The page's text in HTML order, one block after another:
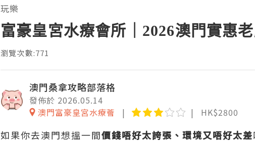
玩樂
富豪皇宮水療會所｜2026澳門實惠
瀏覽次數:771
澳門桑拿攻略部落格
發佈於 2026.05.14
澳門富豪皇宮水療薈
HK$2800
如果你去澳門想搵一間價錢唔好太誇張、環境又唔好太差